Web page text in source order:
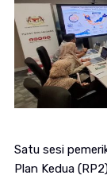
Satu sesi
Plan Kedua